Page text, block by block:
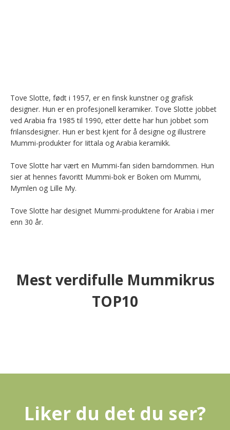
Tove Slotte, født i 1957, er en finsk kunstner og grafisk
designer. Hun er en profesjonell keramiker. Tove Slotte jobbet
ved Arabia fra 1985 til 1990, etter dette har hun jobbet som
frilansdesigner. Hun er best kjent for å designe og illustrere
Mummi-produkter for Iittala og Arabia keramikk.
Tove Slotte har vært en Mummi-fan siden barndommen. Hun
sier at hennes favoritt Mummi-bok er Boken om Mummi,
Mymlen og Lille My.
Tove Slotte har designet Mummi-produktene for Arabia i mer
enn 30 år.
Mest verdifulle Mummikrus
TOP10
Liker du det du ser?